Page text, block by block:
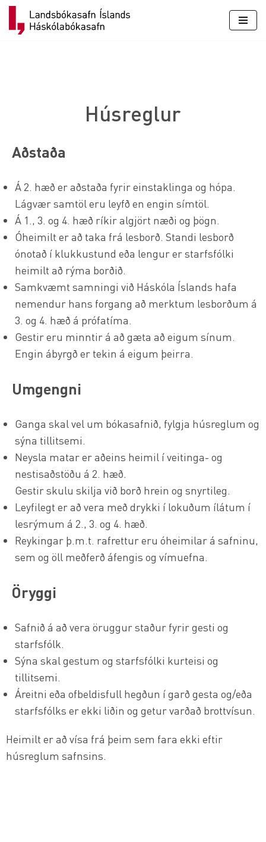
Skip
Húsreglur
Aðstaða
Á 2. hæð er aðstaða fyrir einstaklinga og hópa.
Lágvær samtöl eru leyfð en engin símtöl.
Á 1., 3. og 4. hæð ríkir algjört næði og þögn.
Óheimilt er að taka frá lesborð. Standi lesborð
ónotað í klukkustund eða lengur er starfsfólki
heimilt að rýma borðið.
Samkvæmt samningi við Háskóla Íslands hafa
nemendur hans forgang að merktum lesborðum á
3. og 4. hæð á prófatíma.
Gestir eru minntir á að gæta að eigum sínum.
Engin ábyrgð er tekin á eigum þeirra.
Umgengni
Ganga skal vel um bókasafnið, fylgja húsreglum og
sýna tillitsemi.
Neysla matar er aðeins heimil í veitinga- og
nestisaðstöðu á 2. hæð.
Gestir skulu skilja við borð hrein og snyrtileg.
Leyfilegt er að vera með drykki í lokuðum ílátum í
lesrýmum á 2., 3. og 4. hæð.
Reykingar þ.m.t. rafrettur eru óheimilar á safninu,
sem og öll meðferð áfengis og vímuefna.
Öryggi
Safnið á að vera öruggur staður fyrir gesti og
starfsfólk.
Sýna skal gestum og starfsfólki kurteisi og
tillitsemi.
Áreitni eða ofbeldisfull hegðun í garð gesta og/eða
starfsfólks er ekki liðin og getur varðað brottvísun.
Heimilt er að vísa frá þeim sem fara ekki eftir
húsreglum safnsins.